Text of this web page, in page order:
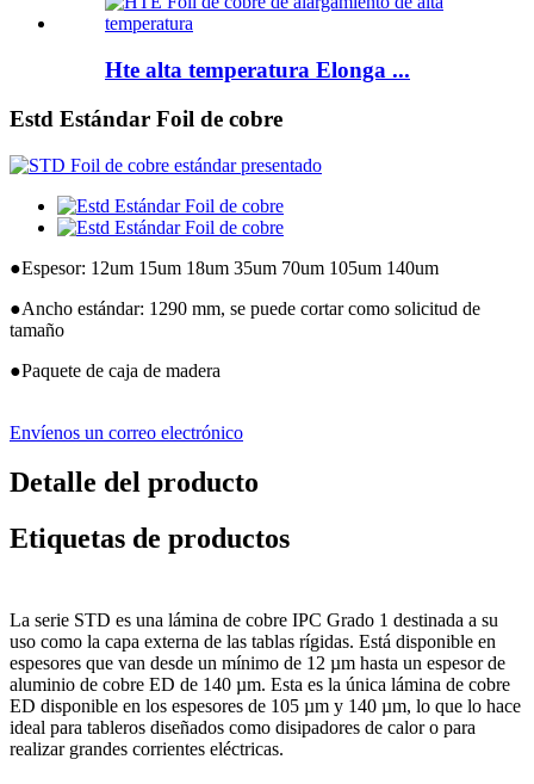
Hte alta temperatura Elonga ...
Estd Estándar Foil de cobre
●Espesor: 12um 15um 18um 35um 70um 105um 140um
●Ancho estándar: 1290 mm, se puede cortar como solicitud de
tamaño
●Paquete de caja de madera
Envíenos un correo electrónico
Detalle del producto
Etiquetas de productos
La serie STD es una lámina de cobre IPC Grado 1 destinada a su
uso como la capa externa de las tablas rígidas. Está disponible en
espesores que van desde un mínimo de 12 µm hasta un espesor de
aluminio de cobre ED de 140 µm. Esta es la única lámina de cobre
ED disponible en los espesores de 105 µm y 140 µm, lo que lo hace
ideal para tableros diseñados como disipadores de calor o para
realizar grandes corrientes eléctricas.